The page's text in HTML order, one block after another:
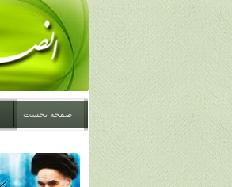
صفحه نخست